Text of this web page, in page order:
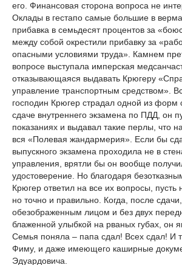
его. Финансовая сторона вопроса не
Оклады в гестапо самые большие в
прибавка в семьдесят процентов за
между собой окрестили прибавку за
опасными условиями труда». Камнем
вопросе выступала имперская
отказывающаяся выдавать Крюгеру
управление транспортным средством».
господин Крюгер страдал одной из форм
сдаче внутреннего экзамена по ПДД, он
показаниях и выдавал такие перлы, что
вся «Полевая жандармерия». Если бы
выпускного экзамена проходила не в
управления, врятли бы он вообще
удостоверение. Но благодаря
Крюгер ответил на все их вопросы, пусть
но точно и правильно. Когда, после
обезображенным лицом и без двух
блаженной улыбкой на рваных губах, он
Семья поняла – папа сдал! Всех сдал! И
Фиму, и даже имеющего каширные
Эдуардовича.